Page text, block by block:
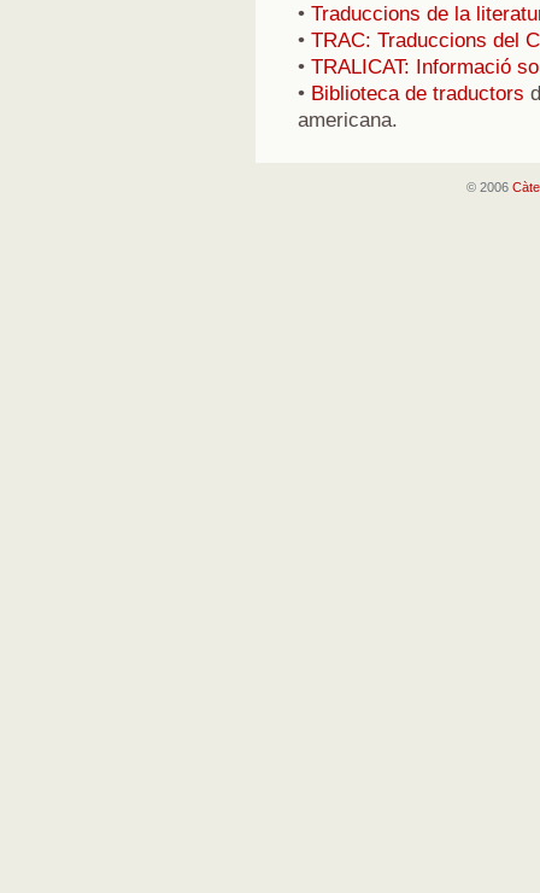
• Traduccions de la
• TRAC: Traduccions del
• TRALICAT: Informació
• Biblioteca de traductors
americana.
© 2006